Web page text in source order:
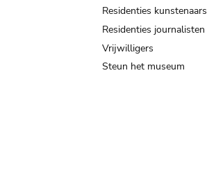
Residenties kunstenaars
Residenties journalisten
Vrijwilligers
Steun het museum